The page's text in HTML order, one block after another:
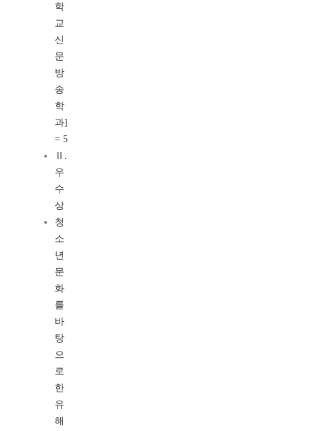
학
교
신
문
방
송
학
과]
= 5
Ⅱ.
우
수
상
청
소
년
문
화
를
바
탕
으
로
한
유
해